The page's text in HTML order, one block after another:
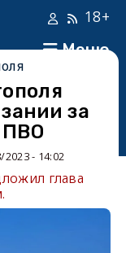
Меню
18+
за
ПВО
2023 - 14:02
глава